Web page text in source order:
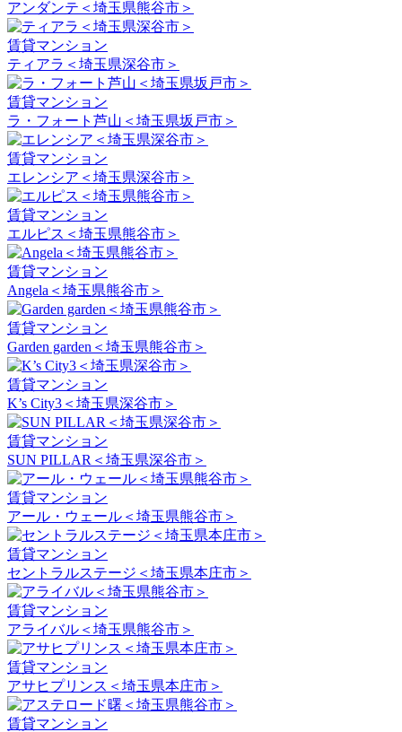
アンダンテ＜埼玉県熊谷市＞
賃貸マンション
ティアラ＜埼玉県深谷市＞
賃貸マンション
ラ・フォート芦山＜埼玉県坂戸市＞
賃貸マンション
エレンシア＜埼玉県深谷市＞
賃貸マンション
エルピス＜埼玉県熊谷市＞
賃貸マンション
Angela＜埼玉県熊谷市＞
賃貸マンション
Garden garden＜埼玉県熊谷市＞
賃貸マンション
K’s City3＜埼玉県深谷市＞
賃貸マンション
SUN PILLAR＜埼玉県深谷市＞
賃貸マンション
アール・ウェール＜埼玉県熊谷市＞
賃貸マンション
セントラルステージ＜埼玉県本庄市＞
賃貸マンション
アライバル＜埼玉県熊谷市＞
賃貸マンション
アサヒプリンス＜埼玉県本庄市＞
賃貸マンション